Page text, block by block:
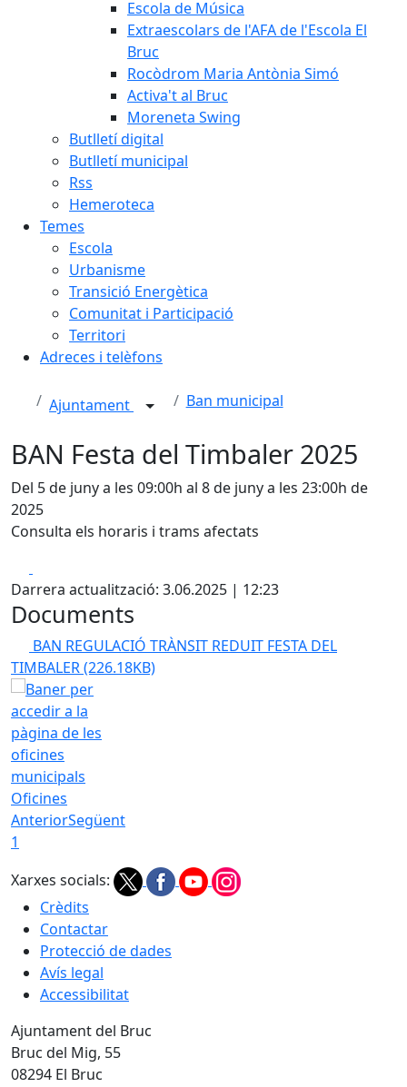
Escola de Música
Extraescolars de l'AFA de l'Escola El
Bruc
Rocòdrom Maria Antònia Simó
Activa't al Bruc
Moreneta Swing
Butlletí digital
Butlletí municipal
Rss
Hemeroteca
Temes
Escola
Urbanisme
Transició Energètica
Comunitat i Participació
Territori
Adreces i telèfons
Ajuntament Ban municipal
BAN Festa del Timbaler 2025
Del 5 de juny a les 09:00h al 8 de juny a les 23:00h de
2025
Consulta els horaris i trams afectats
Darrera actualització: 3.06.2025 | 12:23
Documents
BAN REGULACIÓ TRÀNSIT REDUIT FESTA DEL
TIMBALER(226.18KB)
Oficines
AnteriorSegüent
1
Xarxes socials:
Crèdits
Contactar
Protecció de dades
Avís legal
Accessibilitat
Ajuntament del Bruc
Bruc del Mig, 55
08294 El Bruc